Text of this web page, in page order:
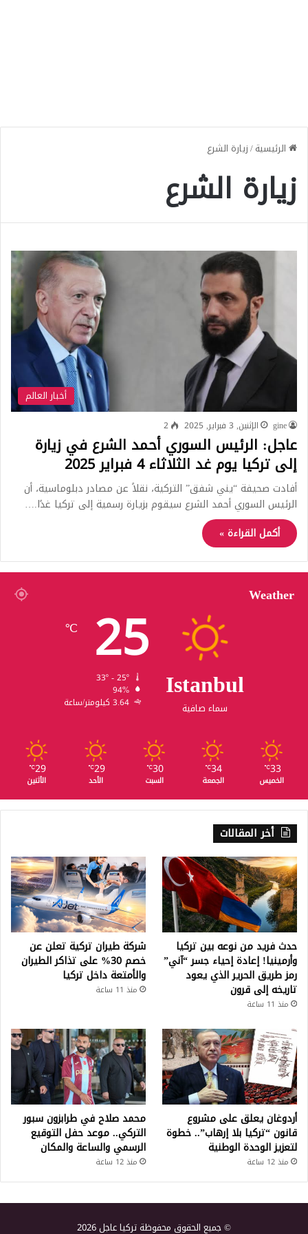
الرئيسية/زيارة الشرع
زيارة الشرع
أخبار العالم
gine الإثنين, 3 فبراير, 2025 2
عاجل: الرئيس السوري أحمد الشرع في زيارة
إلى تركيا يوم غد الثلاثاء 4 فبراير 2025
أفادت صحيفة “يني شفق” التركية، نقلاً عن مصادر دبلوماسية، أن
الرئيس السوري أحمد الشرع سيقوم بزيارة رسمية إلى تركيا غدًا.…
أكمل القراءة »
Weather
Istanbul
سماء صافية
25
℃
94%
3.64 كيلومتر/ساعة
33
℃
الخميس
34
℃
الجمعة
30
℃
السبت
29
℃
الأحد
29
℃
الأثنين
أخر المقالات
حدث فريد من نوعه بين تركيا
وأرمينيا! إعادة إحياء جسر “آني”
رمز طريق الحرير الذي يعود
تاريخه إلى قرون
منذ 11 ساعة
شركة طيران تركية تعلن عن
خصم 30% على تذاكر الطيران
والأمتعة داخل تركيا
منذ 11 ساعة
أردوغان يعلق على مشروع
قانون “تركيا بلا إرهاب”.. خطوة
لتعزيز الوحدة الوطنية
منذ 12 ساعة
محمد صلاح في طرابزون سبور
التركي.. موعد حفل التوقيع
الرسمي والساعة والمكان
منذ 12 ساعة
© جميع الحقوق محفوظة تركيا عاجل 2026